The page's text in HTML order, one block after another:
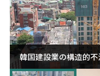
韓国建設業の構造的